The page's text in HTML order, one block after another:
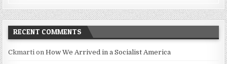
RECENT COMMENTS
Ckmarti onHow We Arrived in a Socialist America